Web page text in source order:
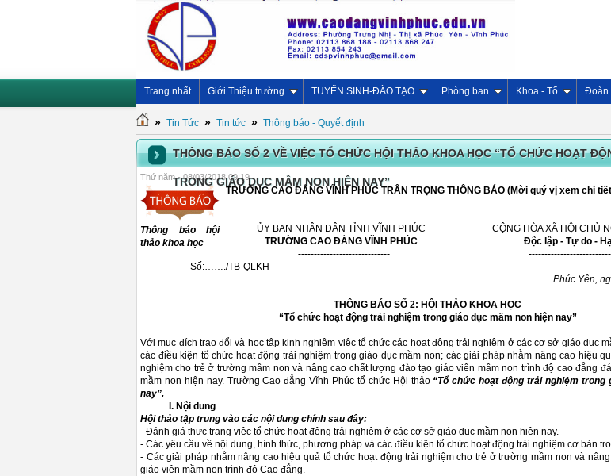
Trang nhất Giới Thiệu trường TUYỂN SINH-ĐÀO TẠO Phòng ban Khoa - Tổ Đoàn
» Tin Tức » Tin tức » Thông báo - Quyết định
THÔNG BÁO SỐ 2 VỀ VIỆC TỔ CHỨC HỘI THẢO KHOA HỌC “TỔ CHỨC HOẠT
TRONG GIÁO DỤC MẦM NON HIỆN NAY”
Thứ năm - 08/03/2018 09:19
Thông báo hội
thảo khoa học
TRƯỜNG CAO ĐẲNG VĨNH PHÚC TRÂN TRỌNG THÔNG BÁO (Mời quý vị xem chi
ỦY BAN NHÂN DÂN TỈNH VĨNH PHÚC
CỘNG HÒA XÃ HỘI CHỦ
TRƯỜNG CAO ĐẲNG VĨNH PHÚC
-----------------------------
Độc lập - Tự do -
Số:……./TB-QLKH
Phúc Yên,
THÔNG BÁO SỐ 2: HỘI THẢO KHOA HỌC
“Tổ chức hoạt động trải nghiệm trong giáo dục mầm non hiện nay”
Với mục đích trao đổi và học tập kinh nghiệm việc tổ chức các hoạt động trải nghiệm ở các cơ sở giáo dục
các điều kiện tổ chức hoạt động trải nghiệm trong giáo dục mầm non; các giải pháp nhằm nâng cao hiệu
nghiệm cho trẻ ở trường mầm non và nâng cao chất lượng đào tạo giáo viên mầm non trình độ cao đẳng
mầm non hiện nay. Trường Cao đẳng Vĩnh Phúc tổ chức Hội thảo “Tổ chức hoạt động trải nghiệm trong
nay”.
I. Nội dung
Hội thảo tập trung vào các nội dung chính sau đây:
- Đánh giá thực trạng việc tổ chức hoạt động trải nghiệm ở các cơ sở giáo dục mầm non hiện nay.
- Các yêu cầu về nội dung, hình thức, phương pháp và các điều kiện tổ chức hoạt động trải nghiệm cơ bản
- Các giải pháp nhằm nâng cao hiệu quả tổ chức hoạt động trải nghiệm cho trẻ ở trường mầm non và
giáo viên mầm non trình độ Cao đẳng.